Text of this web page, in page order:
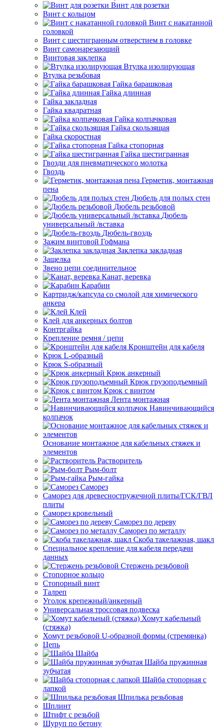
Винт для розетки
Винт с кольцом
Винт с накатанной
головкой
Винт с шестигранным отверстием в головке
Винт самонарезающий
Винтовая заклепка
Втулка изолирующая
Втулка резьбовая
Гайка барашковая
Гайка длинная
Гайка закладная
Гайка квадратная
Гайка колпачковая
Гайка скользящая
Гайка скоростная
Гайка стопорная
Гайка шестигранная
Гвозди для пневматического молотка
Гвоздь
Герметик, монтажная
пена
Дюбель для полых стен
Дюбель резьбовой
Дюбель
универсальный /вставка
Дюбель-гвоздь
Зажим винтовой Гофмана
Заклепка закладная
Защелка
Звено цепи соединительное
Канат, веревка
Карабин
Картридж/капсула со смолой для химического
анкера
Клей
Клей для анкерных болтов
Контргайка
Крепление ремня / цепи
Кронштейн для кабеля
Крюк L-образный
Крюк S-образный
Крюк анкерный
Крюк грузоподъемный
Крюк с винтом
Лента монтажная
Навинчивающийся
колпачок
Основание монтажное для кабельных стяжек и
элементов
Растворитель
Рым-болт
Рым-гайка
Саморез
Саморез для древесностружечной плиты/ГСК/ГВЛ
плиты
Саморез кровельный
Саморез по дереву
Саморез по металлу
Скоба такелажная, шакл
Специальное крепление для кабеля передачи
данных
Стержень резьбовой
Стопорное кольцо
Стопорный винт
Талреп
Уголок крепежный/анкерный
Универсальная троссовая подвеска
Хомут кабельный
(стяжка)
Хомут резьбовой U-образной формы (стремянка)
Цепь
Шайба
Шайба пружинная
зубчатая
Шайба стопорная с
лапкой
Шпилька резьбовая
Шплинт
Штифт с резьбой
Шуруп по бетону